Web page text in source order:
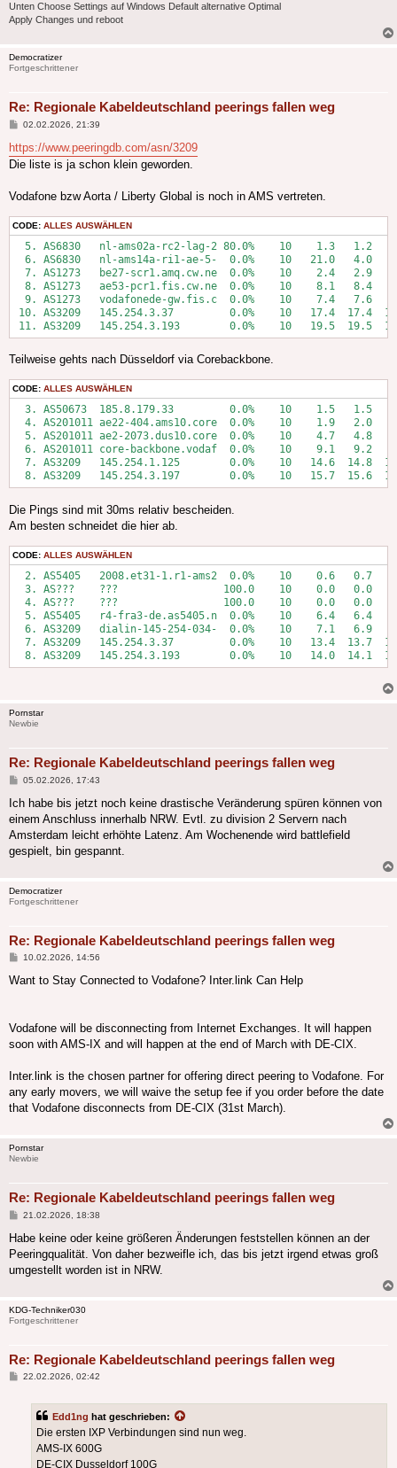
Unten Choose Settings auf Windows Default alternative Optimal
Apply Changes und reboot
Democratizer
Fortgeschrittener
Re: Regionale Kabeldeutschland peerings fallen weg
Beitrag
02.02.2026, 21:39
https://www.peeringdb.com/asn/3209
Die liste is ja schon klein geworden.
Vodafone bzw Aorta / Liberty Global is noch in AMS vertreten.
CODE: ALLES AUSWÄHLEN
5. AS6830   nl-ams02a-rc2-lag-2 80.0%    10    1.3   1.2
6. AS6830   nl-ams14a-ri1-ae-5-  0.0%    10   21.0   4.0
7. AS1273   be27-scr1.amq.cw.ne  0.0%    10    2.4   2.9
8. AS1273   ae53-pcr1.fis.cw.ne  0.0%    10    8.1   8.4
9. AS1273   vodafonede-gw.fis.c  0.0%    10    7.4   7.6
10. AS3209   145.254.3.37         0.0%    10   17.4  17.4
11. AS3209   145.254.3.193        0.0%    10   19.5  19.5
Teilweise gehts nach Düsseldorf via Corebackbone.
CODE: ALLES AUSWÄHLEN
3. AS50673  185.8.179.33         0.0%    10    1.5   1.5
4. AS201011 ae22-404.ams10.core  0.0%    10    1.9   2.0
5. AS201011 ae2-2073.dus10.core  0.0%    10    4.7   4.8
6. AS201011 core-backbone.vodaf  0.0%    10    9.1   9.2
7. AS3209   145.254.1.125        0.0%    10   14.6  14.8
8. AS3209   145.254.3.197        0.0%    10   15.7  15.6
Die Pings sind mit 30ms relativ bescheiden.
Am besten schneidet die hier ab.
CODE: ALLES AUSWÄHLEN
2. AS5405   2008.et31-1.r1-ams2  0.0%    10    0.6   0.7
3. AS???    ???                 100.0    10    0.0   0.0
4. AS???    ???                 100.0    10    0.0   0.0
5. AS5405   r4-fra3-de.as5405.n  0.0%    10    6.4   6.4
6. AS3209   dialin-145-254-034-  0.0%    10    7.1   6.9
7. AS3209   145.254.3.37         0.0%    10   13.4  13.7
8. AS3209   145.254.3.193        0.0%    10   14.0  14.1
Pornstar
Newbie
Re: Regionale Kabeldeutschland peerings fallen weg
Beitrag
05.02.2026, 17:43
Ich habe bis jetzt noch keine drastische Veränderung spüren können von
einem Anschluss innerhalb NRW. Evtl. zu division 2 Servern nach
Amsterdam leicht erhöhte Latenz. Am Wochenende wird battlefield
gespielt, bin gespannt.
Democratizer
Fortgeschrittener
Re: Regionale Kabeldeutschland peerings fallen weg
Beitrag
10.02.2026, 14:56
Want to Stay Connected to Vodafone? Inter.link Can Help
Vodafone will be disconnecting from Internet Exchanges. It will happen
soon with AMS-IX and will happen at the end of March with DE-CIX.
Inter.link is the chosen partner for offering direct peering to Vodafone. For
any early movers, we will waive the setup fee if you order before the date
that Vodafone disconnects from DE-CIX (31st March).
Pornstar
Newbie
Re: Regionale Kabeldeutschland peerings fallen weg
Beitrag
21.02.2026, 18:38
Habe keine oder keine größeren Änderungen feststellen können an der
Peeringqualität. Von daher bezweifle ich, das bis jetzt irgend etwas groß
umgestellt worden ist in NRW.
KDG-Techniker030
Fortgeschrittener
Re: Regionale Kabeldeutschland peerings fallen weg
Beitrag
22.02.2026, 02:42
Edd1ng hat geschrieben:
Die ersten IXP Verbindungen sind nun weg.
AMS-IX 600G
DE-CIX Dusseldorf 100G